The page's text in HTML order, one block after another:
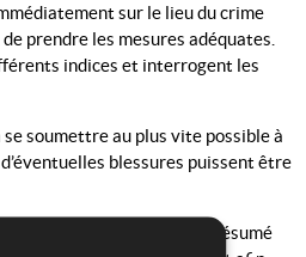
sur le lieu du crime
prendre les mesures adéquates.
indices et interrogent les
soumettre au plus vite possible à
blessures puissent être
expulsion de l’auteur présumé